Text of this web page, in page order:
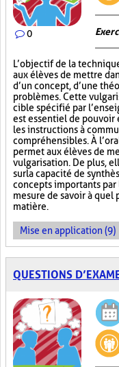
0
L’objectif de la
aux élèves de mettre
d’un concept, d’une
problèmes. Cette
cible spécifié par
est essentiel de pouvoir
les instructions à
compréhensibles. À
permet aux élèves de
vulgarisation. De plus,
sur la capacité de
concepts importants par
mesure de savoir à
matière.
Mise en application (9)
QUESTIONS